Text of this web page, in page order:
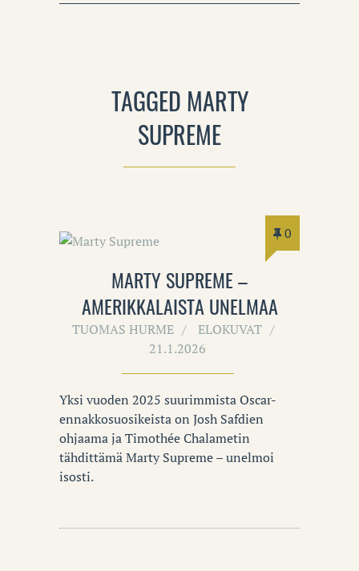
TAGGED MARTY
SUPREME
0
MARTY SUPREME –
AMERIKKALAISTA UNELMAA
TUOMAS HURME
ELOKUVAT
21.1.2026
Yksi vuoden 2025 suurimmista Oscar-
ennakkosuosikeista on Josh Safdien
ohjaama ja Timothée Chalametin
tähdittämä Marty Supreme – unelmoi
isosti.